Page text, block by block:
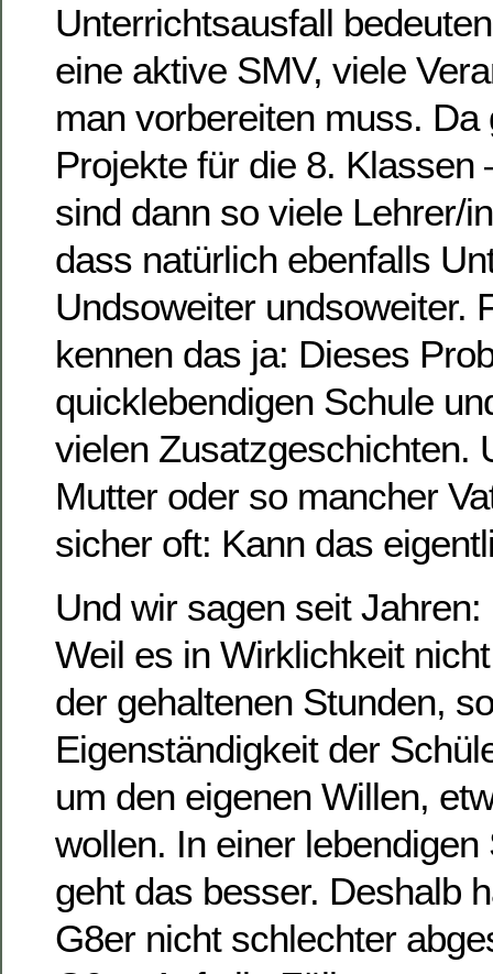
Unterrichtsausfall
eine aktive SMV, viele
man vorbereiten muss. Da
Projekte für die 8. Klassen
sind dann so viele Lehrer/
dass natürlich ebenfalls
Undsoweiter undsoweiter.
kennen das ja: Dieses
quicklebendigen Schule
vielen Zusatzgeschichten.
Mutter oder so mancher
sicher oft: Kann das
Und wir sagen seit
Weil es in Wirklichkeit
der gehaltenen Stunden,
Eigenständigkeit der
um den eigenen Willen,
wollen. In einer
geht das besser. Deshalb
G8er nicht schlechter